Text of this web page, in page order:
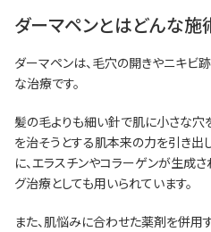
ダーマペンとはどんな施
ダーマペンは、毛穴の開きやニキビ
な治療です。
髪の毛よりも細い針で肌に小さな
を治そうとする肌本来の力を引き出
に、エラスチンやコラーゲンが生成
グ治療としても用いられています。
また、肌悩みに合わせた薬剤を併